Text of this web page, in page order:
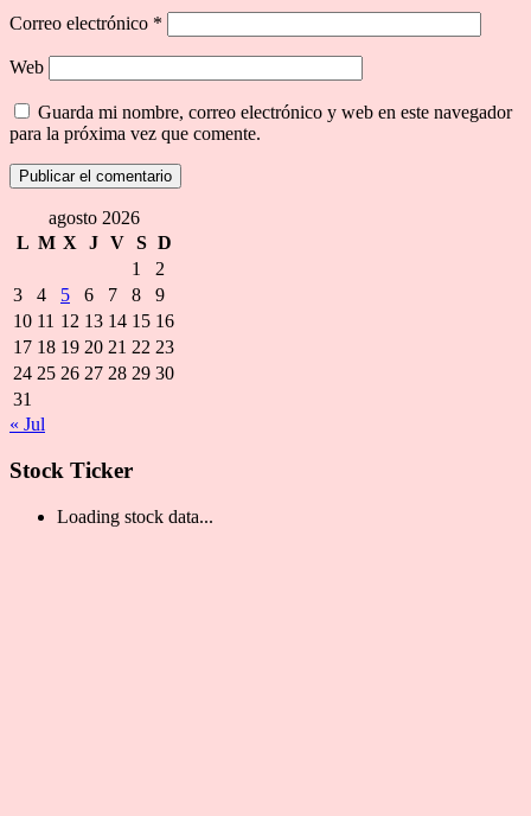
Correo electrónico *
Web
Guarda mi nombre, correo electrónico y web en este navegador
para la próxima vez que comente.
agosto 2026
L M X J V S D
1
2
3
4 5 6 7 8
9
10 11 12 13 14 15 16
17 18 19 20 21 22 23
24 25 26 27 28 29 30
31
« Jul
Stock Ticker
Loading stock data...